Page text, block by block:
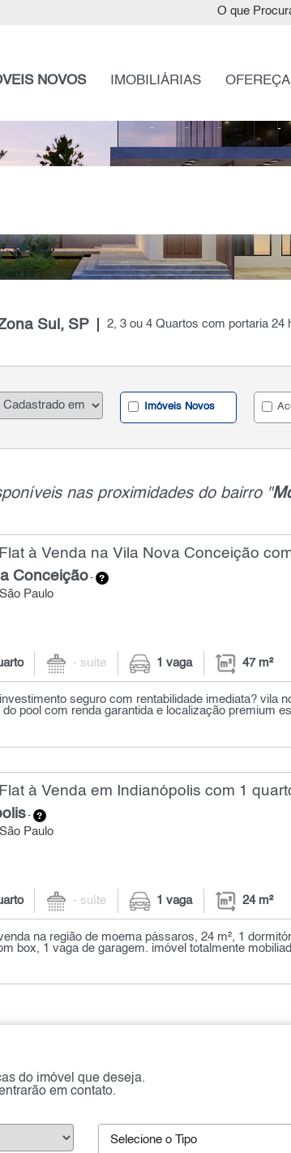
O que
NOVOS IMOBILIÁRIAS
Sul, SP 2, 3 ou 4 Quartos com portaria 24
Imóveis Novos
nas proximidades do bairro "
à Venda na Vila Nova Conceição
Conceição-
Paulo
- suíte 1 vaga 47 m²
seguro com rentabilidade imediata? vila
do pool com renda garantida e localização premium
à Venda em Indianópolis com 1
-
Paulo
- suíte 1 vaga 24 m²
na região de moema pássaros, 24 m², 1
box, 1 vaga de garagem. imóvel totalmente
do imóvel que deseja.
em contato.
Selecione o Tipo